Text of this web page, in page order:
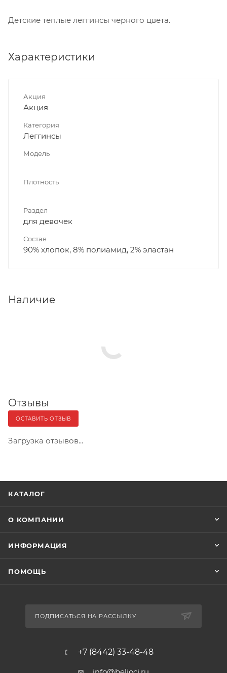
Детские теплые леггинсы черного цвета.
Характеристики
Акция
Акция
Категория
Леггинсы
Модель
Плотность
Раздел
для девочек
Состав
90% хлопок, 8% полиамид, 2% эластан
Наличие
Отзывы
ОСТАВИТЬ ОТЗЫВ
Загрузка отзывов...
КАТАЛОГ
О КОМПАНИИ
ИНФОРМАЦИЯ
ПОМОЩЬ
ПОДПИСАТЬСЯ НА РАССЫЛКУ
+7 (8442) 33-48-48